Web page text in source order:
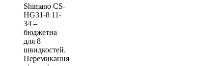
Shimano CS-
HG31-8 11-
34 –
бюджетна
для 8
швидкостей.
Перемикання